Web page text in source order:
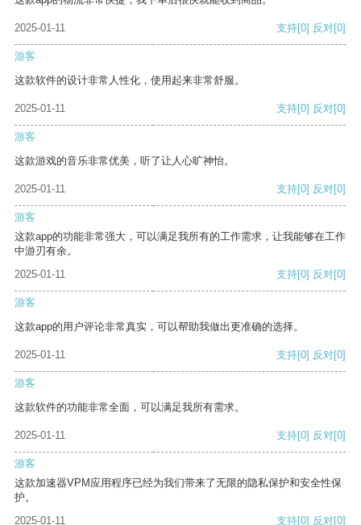
2025-01-11 支持[0] 反对[0]
游客
这款软件的设计非常人性化，使用起来非常舒服。
2025-01-11 支持[0] 反对[0]
游客
这款游戏的音乐非常优美，听了让人心旷神怡。
2025-01-11 支持[0] 反对[0]
游客
这款app的功能非常强大，可以满足我所有的工作需求，让我能够在工作
中游刃有余。
2025-01-11
支持[0] 反对[0]
游客
这款app的用户评论非常真实，可以帮助我做出更准确的选择。
2025-01-11 支持[0] 反对[0]
游客
这款软件的功能非常全面，可以满足我所有需求。
2025-01-11 支持[0] 反对[0]
游客
这款加速器VPM应用程序已经为我们带来了无限的隐私保护和安全性保
护。
2025-01-11
支持[0] 反对[0]